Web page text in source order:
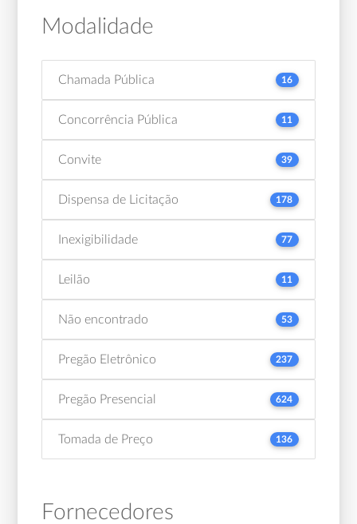
Modalidade
Chamada Pública 16
Concorrência Pública 11
Convite 39
Dispensa de Licitação 178
Inexigibilidade 77
Leilão 11
Não encontrado 53
Pregão Eletrônico 237
Pregão Presencial 624
Tomada de Preço 136
Fornecedores